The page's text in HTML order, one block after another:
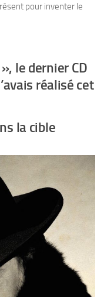
pour inventer le
le dernier CD
réalisé cet
la cible